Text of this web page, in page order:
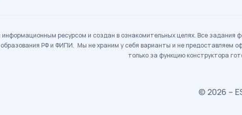
ресурсом и создан в ознакомительных целях. Все задания
РФ и ФИПИ. Мы не храним у себя варианты и не предоставляем
только за функцию конструктора
© 2026 –